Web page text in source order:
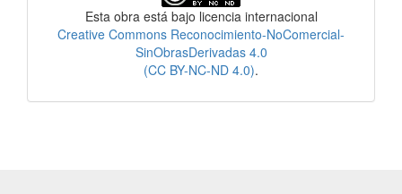
Esta obra está bajo licencia internacional
Creative Commons Reconocimiento-NoComercial-
SinObrasDerivadas 4.0
(CC BY-NC-ND 4.0).